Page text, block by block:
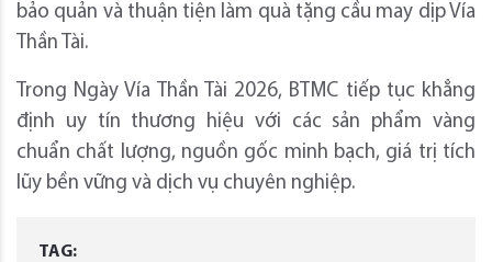
bảo quản và thuận tiện làm quà tặng cầu may dịp Vía
Thần Tài.
Trong Ngày Vía Thần Tài 2026, BTMC tiếp tục khẳng
định uy tín thương hiệu với các sản phẩm vàng
chuẩn chất lượng, nguồn gốc minh bạch, giá trị tích
lũy bền vững và dịch vụ chuyên nghiệp.
TAG: